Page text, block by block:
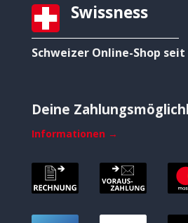
Swissness
Schweizer Online-Shop seit
Deine
Informationen →